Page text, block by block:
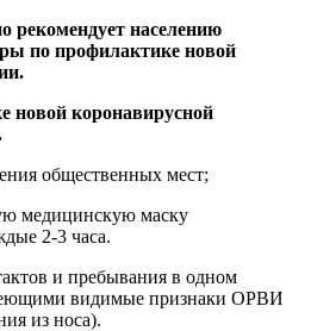
рекомендует населению
по профилактике новой
.
новой коронавирусной
общественных мест;
медицинскую маску
2-3 часа.
и пребывания в одном
видимые признаки ОРВИ
из носа).